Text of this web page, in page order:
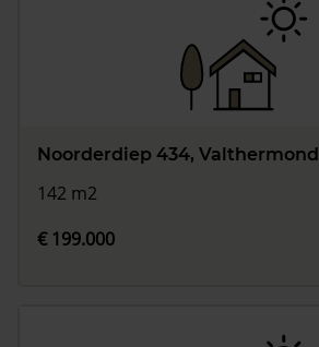
Noorderdiep 434, Valthermond
142 m2
€ 199.000